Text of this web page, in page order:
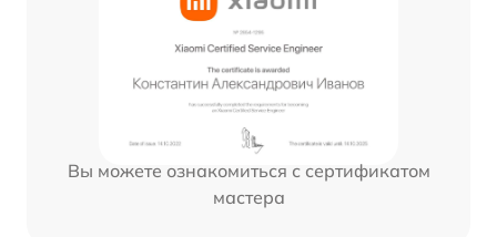
Вы можете ознакомиться с сертификатом
мастера